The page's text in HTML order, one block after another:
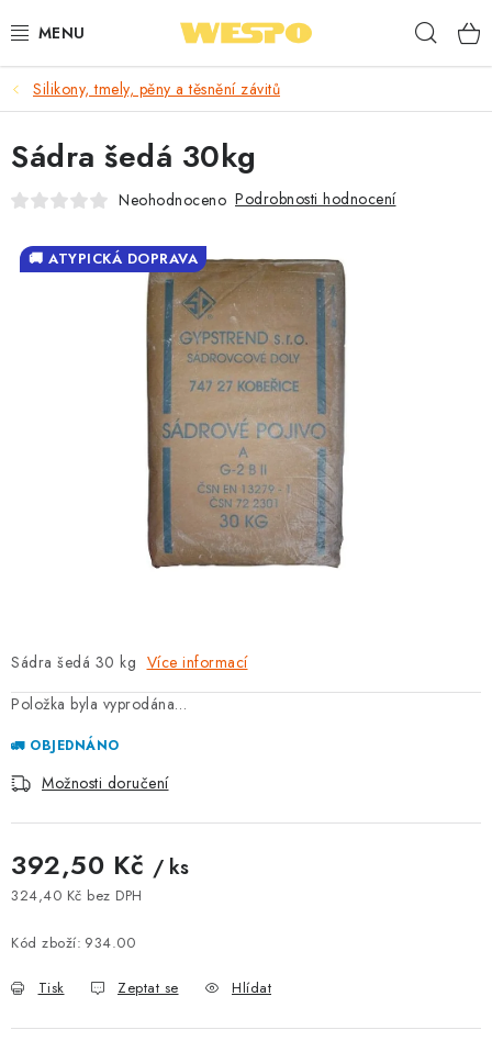
na
ARMATURY PRO TOPENÍ A VODU
TOPENÍ A OHŘEV VODY
TVAROVKY A TRUBKY
VODOINSTALACE
⭐ NEJLÉPE HODNOCENÉ
🎁 ODMĚNY ZA BODY
KONTAKT
OBCHODNÍ PODMÍNKY
🚚 STAV OBJEDNÁVKY
DOPRAVA A PLATBA
Silikony, tmely, pěny a těsnění závitů
Sádra šedá 30 kg Více informací
Položka byla vyprodána…
🚛 OBJEDNÁNO
Možnosti doručení
392,50 Kč / ks
324,40 Kč bez DPH
Kód zboží: 934.00
Tisk Zeptat se Hlídat
Sádra šedá 30kg
Neohodnoceno Podrobnosti hodnocení
🚚 ATYPICKÁ DOPRAVA